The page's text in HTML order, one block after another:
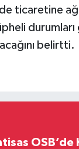
ticaretine
belirtti.